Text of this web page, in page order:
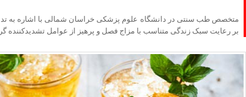
افزایش خطر ابتلا به سرطان مری
کدام رنگ‌ها برای «فضای
استاکر کیست؟ آشنایی کامل با
چرا آدم‌های تنها بیشتر در
«سفرهای خانوادگی» چگونه
متخصص طب سنتی در دانشگاه علوم پزشکی خراسان شمالی با اشاره به
بر رعایت سبک زندگی متناسب با مزاج فصل و پرهیز از عوامل تشدیدکننده